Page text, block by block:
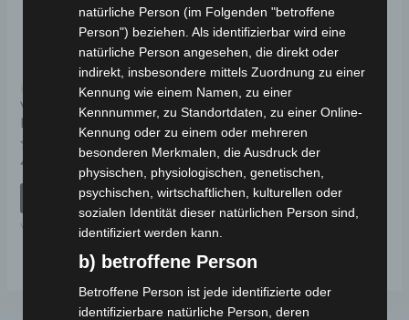
Kostenloser Versand
VM4 SITZKISSEN-
BEFESTIGUNGSSTANGE
Bewertet
0
49,00
IN DEN WARENKORB
VM4
natürliche Person (im Folgenden "betroffene
Person") beziehen. Als identifizierbar wird eine
natürliche Person angesehen, die direkt oder
indirekt, insbesondere mittels Zuordnung zu einer
Kennung wie einem Namen, zu einer
Kennnummer, zu Standortdaten, zu einer Online-
Kennung oder zu einem oder mehreren
besonderen Merkmalen, die Ausdruck der
physischen, physiologischen, genetischen,
psychischen, wirtschaftlichen, kulturellen oder
sozialen Identität dieser natürlichen Person sind,
identifiziert werden kann.
b) betroffene Person
Betroffene Person ist jede identifizierte oder
identifizierbare natürliche Person, deren